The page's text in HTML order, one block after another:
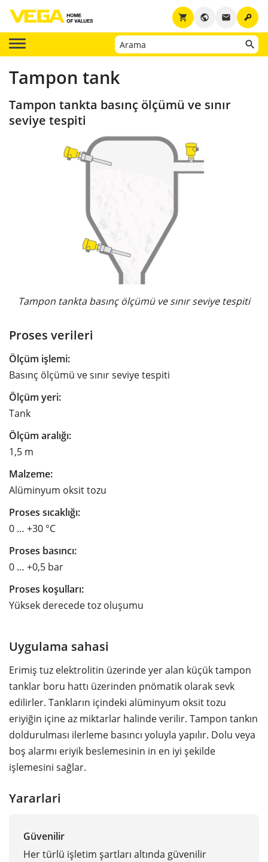
key
email
public
shopping_cart
Tampon tank
Tampon tankta basınç ölçümü ve sınır
seviye tespiti
Tampon tankta basınç ölçümü ve sınır seviye tespiti
Proses verileri
Ölçüm işlemi:
Basınç ölçümü ve sınır seviye tespiti
Ölçüm yeri:
Tank
Ölçüm aralığı:
1,5 m
Malzeme:
Alüminyum oksit tozu
Proses sıcaklığı:
0 … +30 °C
Proses basıncı:
0 … +0,5 bar
Proses koşulları:
Yüksek derecede toz oluşumu
Uygulama sahasi
Erimiş tuz elektrolitin üzerinde yer alan küçük tampon
tanklar boru hattı üzerinden pnömatik olarak sevk
edilirler. Tankların içindeki alüminyum oksit tozu
eriyiğin içine az miktarlar halinde verilir. Tampon tankın
doldurulması ilerleme basıncı yoluyla yapılır. Dolu veya
boş alarmı eriyik beslemesinin in en iyi şekilde
işlemesini sağlar.
Yararlari
Güvenilir
Her türlü işletim şartları altında güvenilir